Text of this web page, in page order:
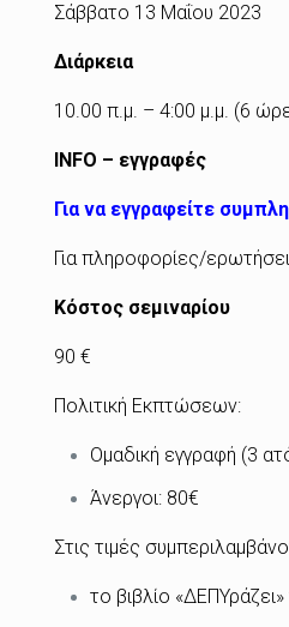
Σάββατο 13 Μαΐου 2023
Διάρκεια
10.00 π.μ. – 4:00 μ.μ. (6
INFO – εγγραφές
Για να εγγραφείτε
Για πληροφορίες/
Κόστος σεμιναρίου
90 €
Πολιτική Εκπτώσεων:
Ομαδική εγγραφή (3
Άνεργοι: 80€
Στις τιμές
το βιβλίο